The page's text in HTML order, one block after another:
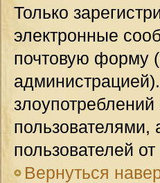
Только
электронные
почтовую форму
пользователей
Вернуться